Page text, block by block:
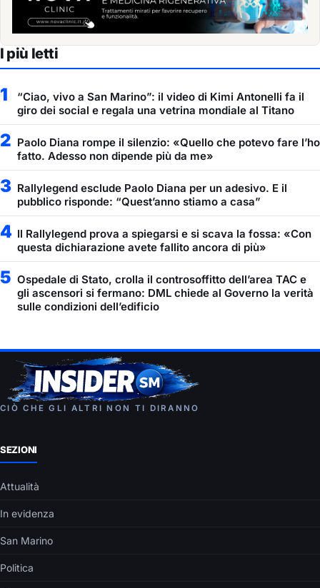
I più letti
1
“Ciao, vivo a San Marino”: il video di Kimi Antonelli fa il
giro dei social e regala una vetrina mondiale al Titano
2 Paolo Diana rompe il silenzio: «Quello che potevo fare l’ho
fatto. Adesso non dipende più da me»
3 Rallylegend esclude Paolo Diana per un adesivo. E il
pubblico risponde: “Quest’anno stiamo a casa”
4 Il Rallylegend prova a spiegarsi e si scava la fossa: «Con
questa dichiarazione avete fallito ancora di più»
5 Ospedale di Stato, crolla il controsoffitto dell’area TAC e
gli ascensori si fermano: DML chiede al Governo la verità
sulle condizioni dell’edificio
CIÒ CHE GLI ALTRI NON TI DIRANNO
SEZIONI
Attualità
In evidenza
San Marino
Politica